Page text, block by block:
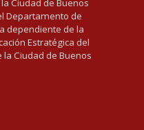
Departamento de
dependiente de la
Estratégica del
Ciudad de Buenos